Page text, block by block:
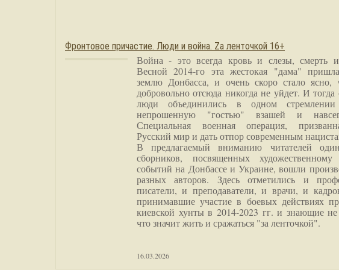
Фронтовое причастие. Люди и война. Zа ленточкой 16+
Война - это всегда кровь и слезы, смерть
Весной 2014-го эта жестокая "дама"
землю Донбасса, и очень скоро стало ясно,
добровольно отсюда никогда не уйдет. И
люди объединились в одном
непрошенную "гостью" взашей и
Специальная военная операция,
Русский мир и дать отпор современным
В предлагаемый вниманию читателей
сборников, посвященных
событий на Донбассе и Украине, вошли
разных авторов. Здесь отметились и
писатели, и преподаватели, и врачи, и
принимавшие участие в боевых действиях
киевской хунты в 2014-2023 гг. и знающие
что значит жить и сражаться "за ленточкой".
16.03.2026